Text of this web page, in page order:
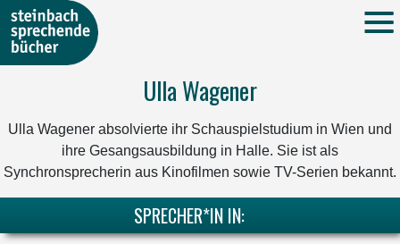
Ulla Wagener
Ulla Wagener absolvierte ihr Schauspielstudium in Wien und
ihre Gesangsausbildung in Halle. Sie ist als
Synchronsprecherin aus Kinofilmen sowie TV-Serien bekannt.
SPRECHER*IN IN: